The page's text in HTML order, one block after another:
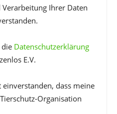
Ihrer Daten
Datenschutzerklärung
E.V.
dass meine
Organisation